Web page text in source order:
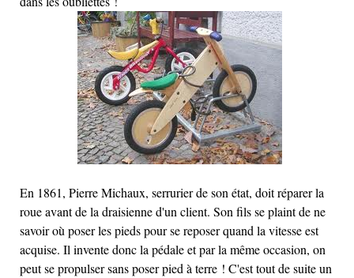
En 1861, Pierre Michaux, serrurier de son état, doit réparer la
roue avant de la draisienne d'un client. Son fils se plaint de ne
savoir où poser les pieds pour se reposer quand la vitesse est
acquise. Il invente donc la pédale et par la même occasion, on
peut se propulser sans poser pied à terre ! C'est tout de suite un